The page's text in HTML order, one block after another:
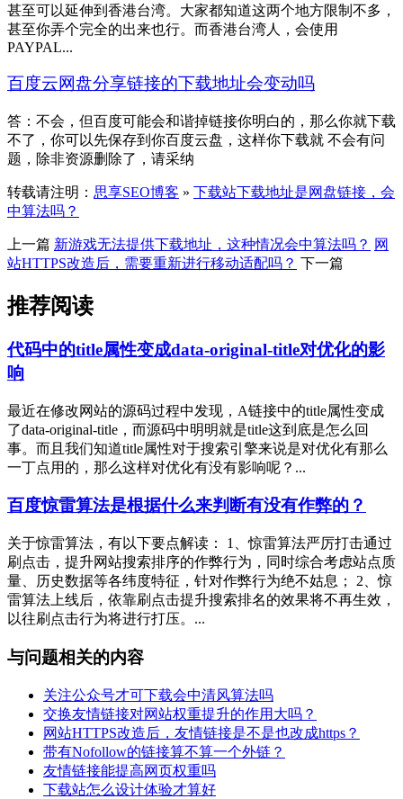
甚至可以延伸到香港台湾。大家都知道这两个地方限制不多，
甚至你弄个完全的出来也行。而香港台湾人，会使用
PAYPAL...
百度云网盘分享链接的下载地址会变动吗
答：不会，但百度可能会和谐掉链接你明白的，那么你就下载
不了，你可以先保存到你百度云盘，这样你下载就 不会有问
题，除非资源删除了，请采纳
转载请注明： 思享SEO博客 » 下载站下载地址是网盘链接，会
中算法吗？
上一篇 新游戏无法提供下载地址，这种情况会中算法吗？ 网
站HTTPS改造后，需要重新进行移动适配吗？ 下一篇
推荐阅读
代码中的title属性变成data-original-title对优化的影
响
最近在修改网站的源码过程中发现，A链接中的title属性变成
了data-original-title，而源码中明明就是title这到底是怎么回
事。而且我们知道title属性对于搜索引擎来说是对优化有那么
一丁点用的，那么这样对优化有没有影响呢？...
百度惊雷算法是根据什么来判断有没有作弊的？
关于惊雷算法，有以下要点解读： 1、惊雷算法严厉打击通过
刷点击，提升网站搜索排序的作弊行为，同时综合考虑站点质
量、历史数据等各纬度特征，针对作弊行为绝不姑息； 2、惊
雷算法上线后，依靠刷点击提升搜索排名的效果将不再生效，
以往刷点击行为将进行打压。...
与问题相关的内容
关注公众号才可下载会中清风算法吗
交换友情链接对网站权重提升的作用大吗？
网站HTTPS改造后，友情链接是不是也改成https？
带有Nofollow的链接算不算一个外链？
友情链接能提高网页权重吗
下载站怎么设计体验才算好